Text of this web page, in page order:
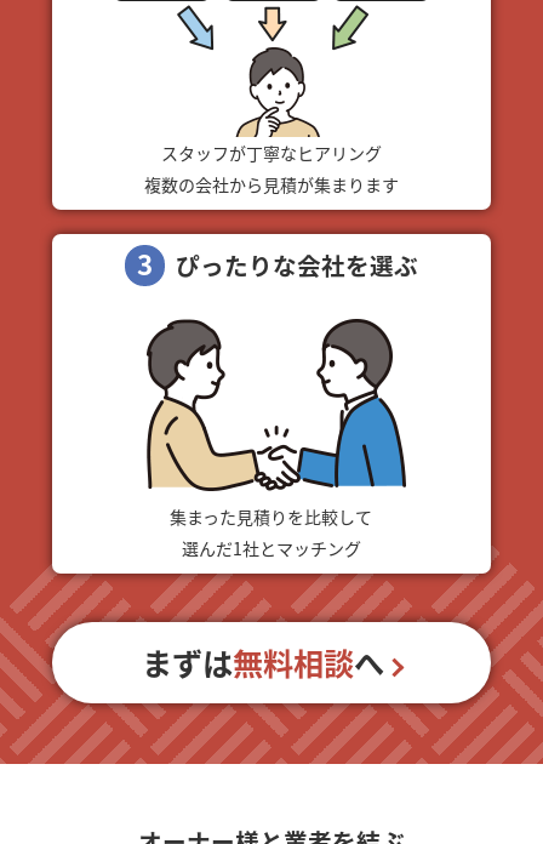
スタッフが丁寧なヒアリング
複数の会社から見積が集まります
3 ぴったりな会社を選ぶ
集まった見積りを比較して
選んだ1社とマッチング
まずは無料相談へ